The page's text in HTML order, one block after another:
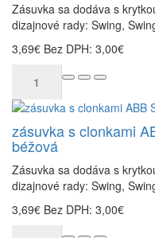
Zásuvka sa dodáva s
dizajnové rady: Swing,
3,69€ Bez DPH: 3,00€
zásuvka s clonkami
béžová
Zásuvka sa dodáva s
dizajnové rady: Swing,
3,69€ Bez DPH: 3,00€